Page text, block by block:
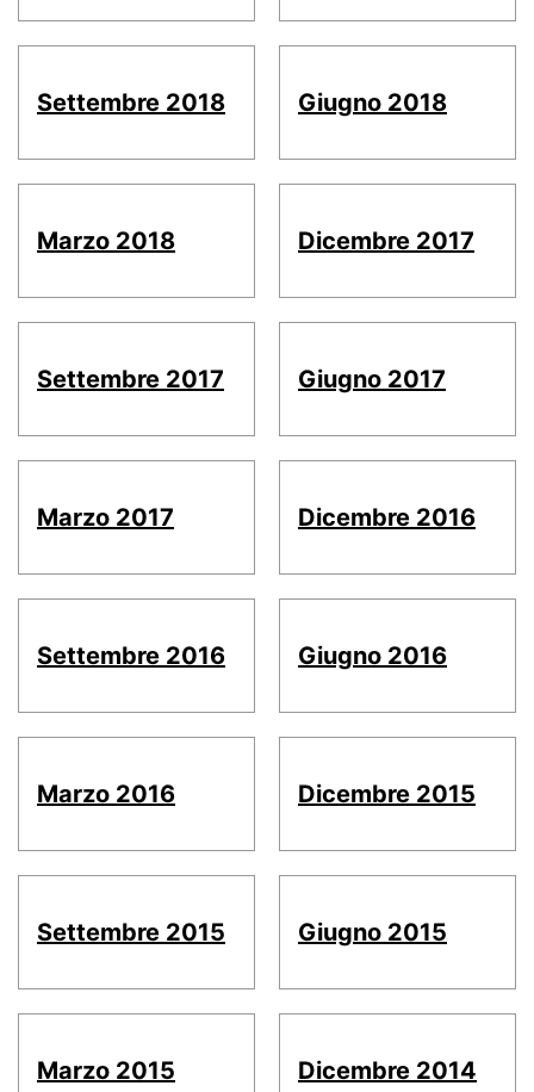
Settembre 2018 Giugno 2018
Marzo 2018 Dicembre 2017
Settembre 2017 Giugno 2017
Marzo 2017 Dicembre 2016
Settembre 2016 Giugno 2016
Marzo 2016 Dicembre 2015
Settembre 2015 Giugno 2015
Marzo 2015 Dicembre 2014